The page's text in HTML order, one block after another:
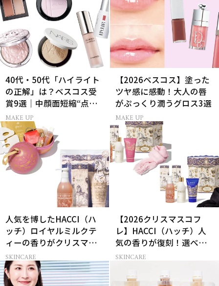
40代・50代「ハイライト
の正解」は？ベスコス受
賞9選｜中顔面短縮“点置
き”メイク法も
MAKE UP
【2026ベスコス】塗った
ツヤ感に感動！大人の唇
がぷっくり潤うグロス3選
MAKE UP
人気を博したHACCI（ハ
ッチ）ロイヤルミルクテ
ィーの香りがクリスマス
に向けて限定セットで復
刻！
SKINCARE
【2026クリスマスコフ
レ】HACCI（ハッチ）人
気の香りが復刻！選べる
コフレが楽しい♡
SKINCARE